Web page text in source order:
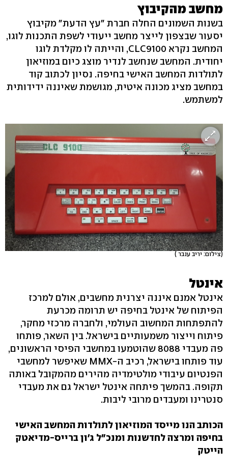
מחשב מהקיבוץ
בשנות השמונים החלה חברת "עץ הדעת" מקיבוץ
יסעור שבצפון לייצר מחשב ייעודי לשפת התכנות לוגו,
המחשב נקרא CLC9100, והייתה לו מקלדת לוגו
יחודית. המחשב שנחשב לנדיר מוצג כיום במוזיאון
לתולדות המחשב האישי בחיפה. נסיון לכתוב קוד
במחשב מציג מכונה איטית, מגושמת שאיננה ידידותית
למשתמש.
(צילום: יריב ענבר )
אינטל
אינטל אמנם איננה יצרנית מחשבים, אולם למרכז
הפיתוח של אינטל בחיפה יש תרומה מכרעת
להתפתחות המחשוב העולמי, ולחברה מרכזי מחקר,
פיתוח וייצור משמעותיים בישראל. בין השאר, פותחו
פה מעבדי 8088 שהוטמעו במחשבי הפיסי הראשונים,
עוד פותחו בישראל, רכיב ה-MMX שאיפשר למחשבי
הפנטיום עיבודי מולטימדיה מהירים מהמקובל באותה
תקופה. בהמשך פיתחה אינטל ישראל גם את מעבדי
סנטרינו ומעבדים מרובי ליבות.
הכותב הנו מייסד המוזיאון לתולדות המחשב האישי
בחיפה ומרצה לחדשנות ומנכ"ל ג'ון ברייס-מדיאטק
הייטק